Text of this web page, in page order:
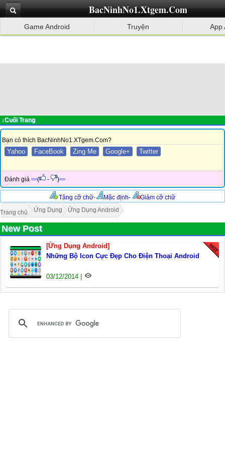
BacNinhNo1.Xtgem.Com
Game Android Truyện App
↓Cuối Trang
Bạn có thích BacNinhNo1.XTgem.Com?
Yahoo FaceBook Zing Me Google+ Twitter
Đánh giá ( - )
Tăng cỡ chữ- Mặc định- Giảm cỡ chữ
Trang chủ Ứng Dụng Ứng Dụng Android
New Post
[Ứng Dụng Android]
Những Bộ Icon Cực Đẹp Cho Điện Thoại Android
03/12/2014 |